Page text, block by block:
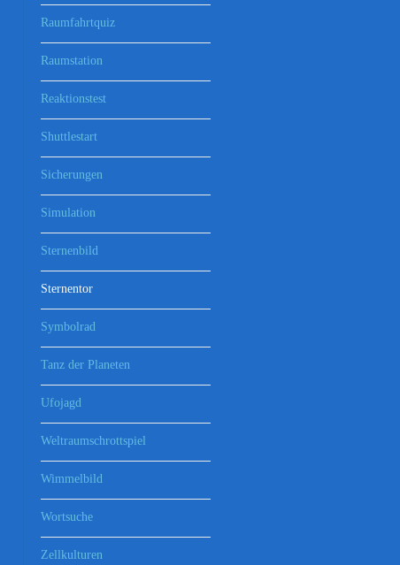
Raumfahrtquiz
Raumstation
Reaktionstest
Shuttlestart
Sicherungen
Simulation
Sternenbild
Sternentor
Symbolrad
Tanz der Planeten
Ufojagd
Weltraumschrottspiel
Wimmelbild
Wortsuche
Zellkulturen